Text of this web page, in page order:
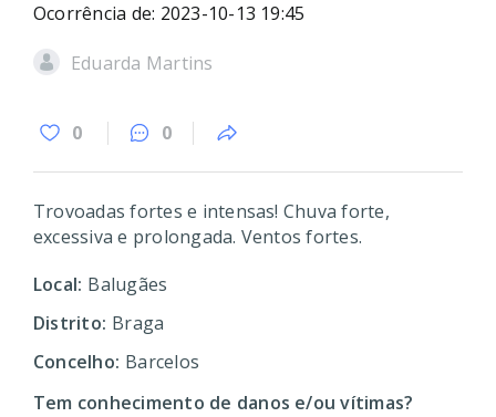
Ocorrência de: 2023-10-13 19:45
Eduarda Martins
0 0
Trovoadas fortes e intensas! Chuva forte,
excessiva e prolongada. Ventos fortes.
Local: Balugães
Distrito: Braga
Concelho: Barcelos
Tem conhecimento de danos e/ou vítimas?